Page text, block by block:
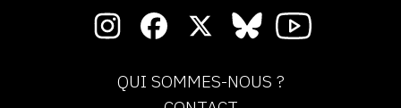
QUI SOMMES-NOUS ?